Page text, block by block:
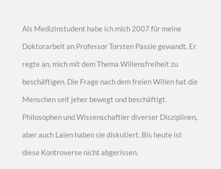
Als Medizinstudent habe ich mich 2007 für meine
Doktorarbeit an Professor Torsten Passie gewandt. Er
regte an, mich mit dem Thema Willensfreiheit zu
beschäftigen. Die Frage nach dem freien Willen hat die
Menschen seit jeher bewegt und beschäftigt.
Philosophen und Wissenschaftler diverser Disziplinen,
aber auch Laien haben sie diskutiert. Bis heute ist
diese Kontroverse nicht abgerissen.